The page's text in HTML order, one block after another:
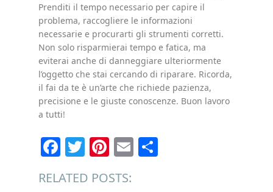
Prenditi il tempo necessario per capire il
problema, raccogliere le informazioni
necessarie e procurarti gli strumenti corretti.
Non solo risparmierai tempo e fatica, ma
eviterai anche di danneggiare ulteriormente
l’oggetto che stai cercando di riparare. Ricorda,
il fai da te è un’arte che richiede pazienza,
precisione e le giuste conoscenze. Buon lavoro
a tutti!
Facebook
Twitter
Pinterest
EmailCondividi
RELATED POSTS: